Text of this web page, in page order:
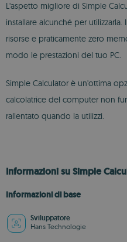
L'aspetto migliore di Simple
installare alcunché per
risorse e praticamente zero
modo le prestazioni del tuo PC.
Simple Calculator è un'ottima
calcolatrice del computer non
rallentato quando la utilizzi.
Informazioni su Simple
Informazioni di base
Sviluppatore
Hans Technologie